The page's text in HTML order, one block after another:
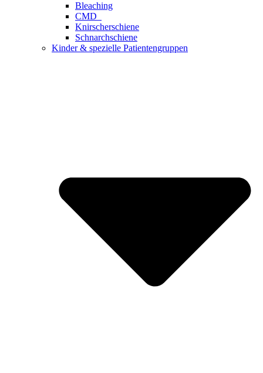
Bleaching
CMD
Knirscherschiene
Schnarchschiene
Kinder & spezielle Patientengruppen